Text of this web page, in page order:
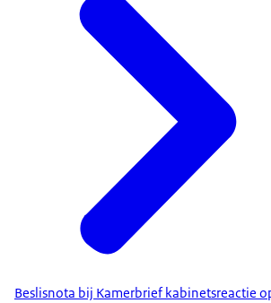
Beslisnota bij Kamerbrief kabinetsreactie